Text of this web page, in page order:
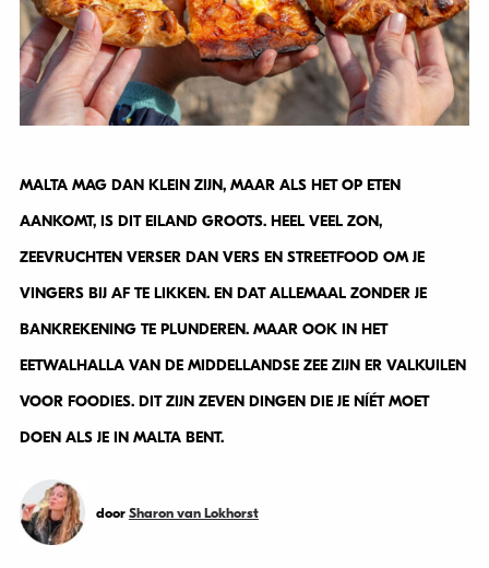
MALTA MAG DAN KLEIN ZIJN, MAAR ALS HET OP ETEN
AANKOMT, IS DIT EILAND GROOTS. HEEL VEEL ZON,
ZEEVRUCHTEN VERSER DAN VERS EN STREETFOOD OM JE
VINGERS BIJ AF TE LIKKEN. EN DAT ALLEMAAL ZONDER JE
BANKREKENING TE PLUNDEREN. MAAR OOK IN HET
EETWALHALLA VAN DE MIDDELLANDSE ZEE ZIJN ER VALKUILEN
VOOR FOODIES. DIT ZIJN ZEVEN DINGEN DIE JE NÍÉT MOET
DOEN ALS JE IN MALTA BENT.
door Sharon van Lokhorst